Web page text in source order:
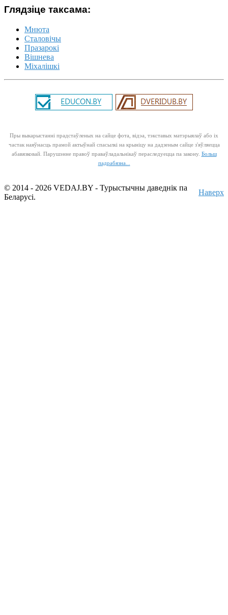
Глядзіце таксама:
Мнюта
Сталовічы
Празарокі
Вішнева
Міхалішкі
Пры выкарыстанні прадстаўленых на сайце фота, відэа, тэкставых матэрыялаў або іх
частак наяўнасць прамой актыўнай спасылкі на крыніцу на дадзеным сайце з'яўляецца
абавязковай. Парушэнне правоў праваўладальнікаў пераследуецца па закону. Больш
падрабязна...
© 2014 - 2026 VEDAJ.BY - Турыстычны даведнік па
Беларусі.
Наверх